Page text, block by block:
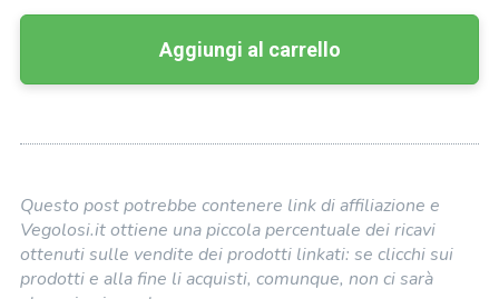
Aggiungi al carrello
Questo post potrebbe contenere link di affiliazione e
Vegolosi.it ottiene una piccola percentuale dei ricavi
ottenuti sulle vendite dei prodotti linkati: se clicchi sui
prodotti e alla fine li acquisti, comunque, non ci sarà